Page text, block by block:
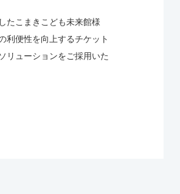
たこまきこども未来館様
利便性を向上するチケット
リューションをご採用いた